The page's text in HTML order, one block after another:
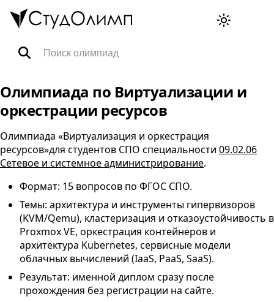
Олимпиада по Виртуализации и
оркестрации ресурсов
Олимпиада «Виртуализация и оркестрация
ресурсов»для студентов СПО специальности 09.02.06
Сетевое и системное администрирование.
Формат: 15 вопросов по ФГОС СПО.
Темы: архитектура и инструменты гипервизоров
(KVM/Qemu), кластеризация и отказоустойчивость в
Proxmox VE, оркестрация контейнеров и
архитектура Kubernetes, сервисные модели
облачных вычислений (IaaS, PaaS, SaaS).
Результат: именной диплом сразу после
прохождения без регистрации на сайте.
Специальности
Тренажёры ВПР
FAQ
Корзина
Контакты